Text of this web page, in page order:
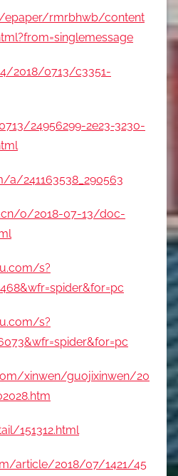
epaper/rmrbhwb/content
2018/0713/c3351-
24956299-2e23-3230-
241163538_290563
o/2018-07-13/doc-
s?
s?
xinwen/guojixinwen/20
151312.html
article/2018/07/1421/45